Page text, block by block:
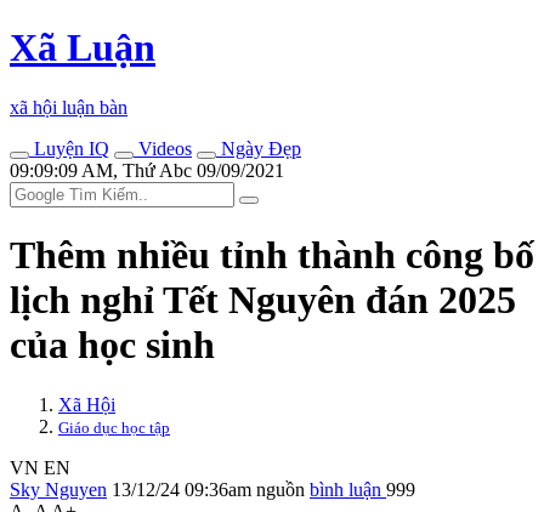
Xã Luận
xã hội luận bàn
Luyện IQ
Videos
Ngày Đẹp
09:09:09 AM, Thứ Abc 09/09/2021
Thêm nhiều tỉnh thành công bố
lịch nghỉ Tết Nguyên đán 2025
của học sinh
Xã Hội
Giáo dục học tập
VN EN
Sky Nguyen 13/12/24 09:36am nguồn bình luận 999